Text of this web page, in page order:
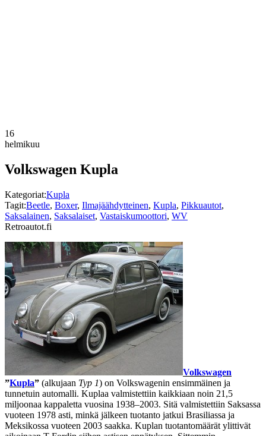
16
helmikuu
Volkswagen Kupla
Kategoriat:Kupla
Tagit:Beetle, Boxer, Ilmajäähdytteinen, Kupla, Pikkuautot,
Saksalainen, Saksalaiset, Vastaiskumoottori, WV
Retroautot.fi
Volkswagen
”Kupla” (alkujaan Typ 1) on Volkswagenin ensimmäinen ja
tunnetuin automalli. Kuplaa valmistettiin kaikkiaan noin 21,5
miljoonaa kappaletta vuosina 1938–2003. Sitä valmistettiin Saksassa
vuoteen 1978 asti, minkä jälkeen tuotanto jatkui Brasiliassa ja
Meksikossa vuoteen 2003 saakka. Kuplan tuotantomäärät ylittivät